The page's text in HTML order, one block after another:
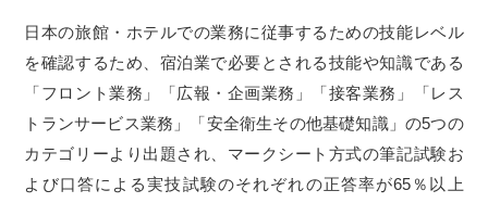
日本の旅館・ホテルでの業務に従事するための技能レベル
を確認するため、宿泊業で必要とされる技能や知識である
「フロント業務」「広報・企画業務」「接客業務」「レス
トランサービス業務」「安全衛生その他基礎知識」の5つの
カテゴリーより出題され、マークシート方式の筆記試験お
よび口答による実技試験のそれぞれの正答率が65％以上